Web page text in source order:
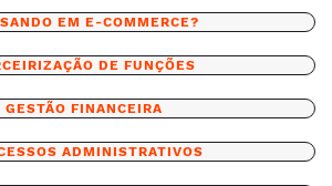
EM E-COMMERCE?
DE FUNÇÕES
GESTÃO FINANCEIRA
ADMINISTRATIVOS